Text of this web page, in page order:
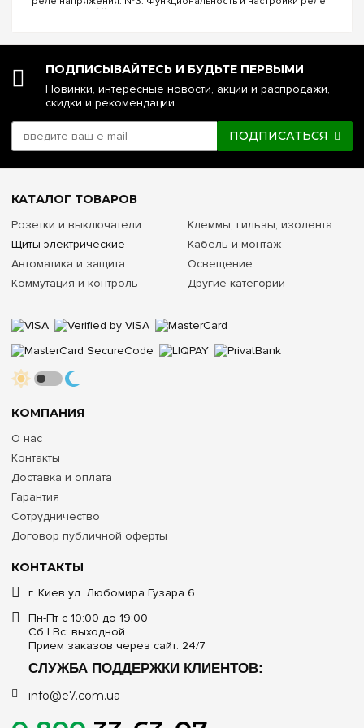
напряжения. №4. Управление реле напряжения через Wi-Fi.
ПОДПИСЫВАЙТЕСЬ И БУДЬТЕ ПЕРВЫМИ
Новинки, интересные новости, акции и распродажи,
скидки и рекомендации
ПОДПИСАТЬСЯ
КОНТАКТЫ
г. Киев ул. Любомира Гузара 6
Пн-Пт с 10:00 до 19:00
Сб | Вс: выходной
Прием заказов через сайт: 24/7
СЛУЖБА ПОДДЕРЖКИ КЛИЕНТОВ:
info@e7.com.ua
КОМПАНИЯ
О нас
Контакты
Доставка и оплата
Гарантия
Сотрудничество
Договор публичной оферты
КАТАЛОГ ТОВАРОВ
Розетки и выключатели
Щиты электрические
Автоматика и защита
Коммутация и контроль
Клеммы, гильзы, изолента
Кабель и монтаж
Освещение
Другие категории